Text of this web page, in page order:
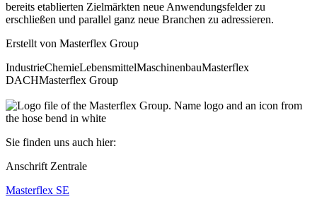
bereits etablierten Zielmärkten neue Anwendungsfelder zu
erschließen und parallel ganz neue Branchen zu adressieren.
Erstellt von Masterflex Group
IndustrieChemieLebensmittelMaschinenbauMasterflex
DACHMasterflex Group
Sie finden uns auch hier:
Anschrift Zentrale
Masterflex SE